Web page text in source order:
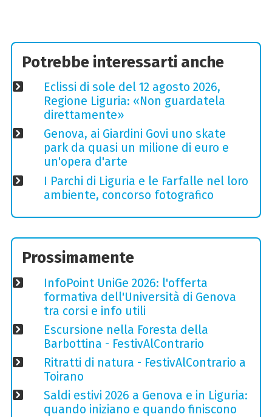
Potrebbe interessarti anche
Eclissi di sole del 12 agosto 2026,
Regione Liguria: «Non guardatela
direttamente»
Genova, ai Giardini Govi uno skate
park da quasi un milione di euro e
un'opera d'arte
I Parchi di Liguria e le Farfalle nel loro
ambiente, concorso fotografico
Prossimamente
InfoPoint UniGe 2026: l'offerta
formativa dell'Università di Genova
tra corsi e info utili
Escursione nella Foresta della
Barbottina - FestivAlContrario
Ritratti di natura - FestivAlContrario a
Toirano
Saldi estivi 2026 a Genova e in Liguria:
quando iniziano e quando finiscono